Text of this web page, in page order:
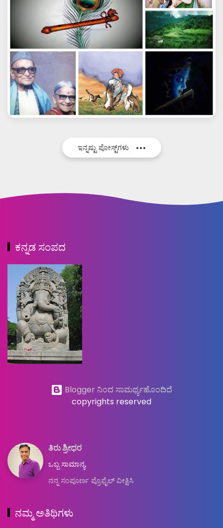
ಇನ್ನಷ್ಟು ಪೋಸ್ಟ್‌ಗಳು
ಕನ್ನಡ ಸಂಪದ
Blogger ನಿಂದ ಸಾಮರ್ಥ್ಯಹೊಂದಿದೆ
copyrights reserved
ತಿರು ಶ್ರೀಧರ
ಒಬ್ಬ ಸಾಮಾನ್ಯ.
ನನ್ನ ಸಂಪೂರ್ಣ ಪ್ರೊಫೈಲ್ ವೀಕ್ಷಿಸಿ
ನಮ್ಮ ಅತಿಥಿಗಳು